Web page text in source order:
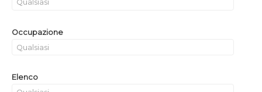
Occupazione
Elenco